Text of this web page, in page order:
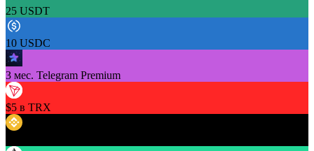
25 USDT
10 USDC
3 мес. Telegram Premium
$5 в TRX